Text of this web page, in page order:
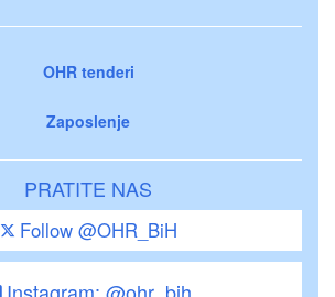
OHR tenderi
Zaposlenje
PRATITE NAS
Follow @OHR_BiH
Instagram: @ohr_bih